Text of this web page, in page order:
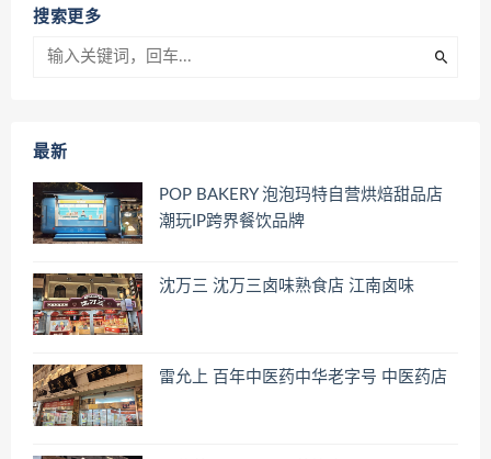
搜索更多
最新
POP BAKERY 泡泡玛特自营烘焙甜品店
潮玩IP跨界餐饮品牌
沈万三 沈万三卤味熟食店 江南卤味
雷允上 百年中医药中华老字号 中医药店